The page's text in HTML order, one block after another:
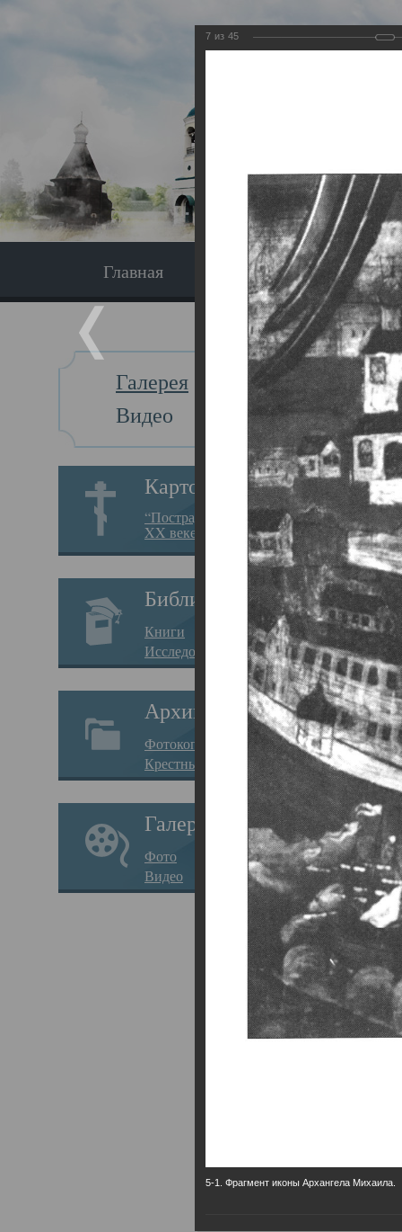
Главная Экскурсия
Галерея
Видео
Картотека
“Пострадавшие за веру в
XX веке на Севере”
Библиотека
Книги
Исследования
Архив
Фотокопии дел
Крестные ходы
Галерея
Фото
Видео
Главная
7 из 45
5-1. Фрагмент иконы Архангела Михаила.